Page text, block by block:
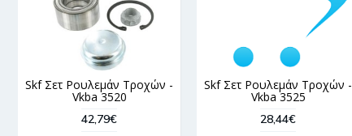
Skf Σετ Ρουλεμάν Τροχών -
Vkba 3520
42,79€
Skf Σετ Ρουλεμάν Τροχών -
Vkba 3525
28,44€